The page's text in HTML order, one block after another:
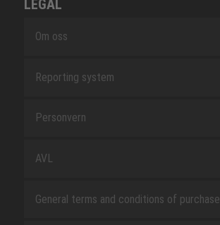
LEGAL
Om oss
Reporting system
Personvern
AVL
General terms and conditions of purchase